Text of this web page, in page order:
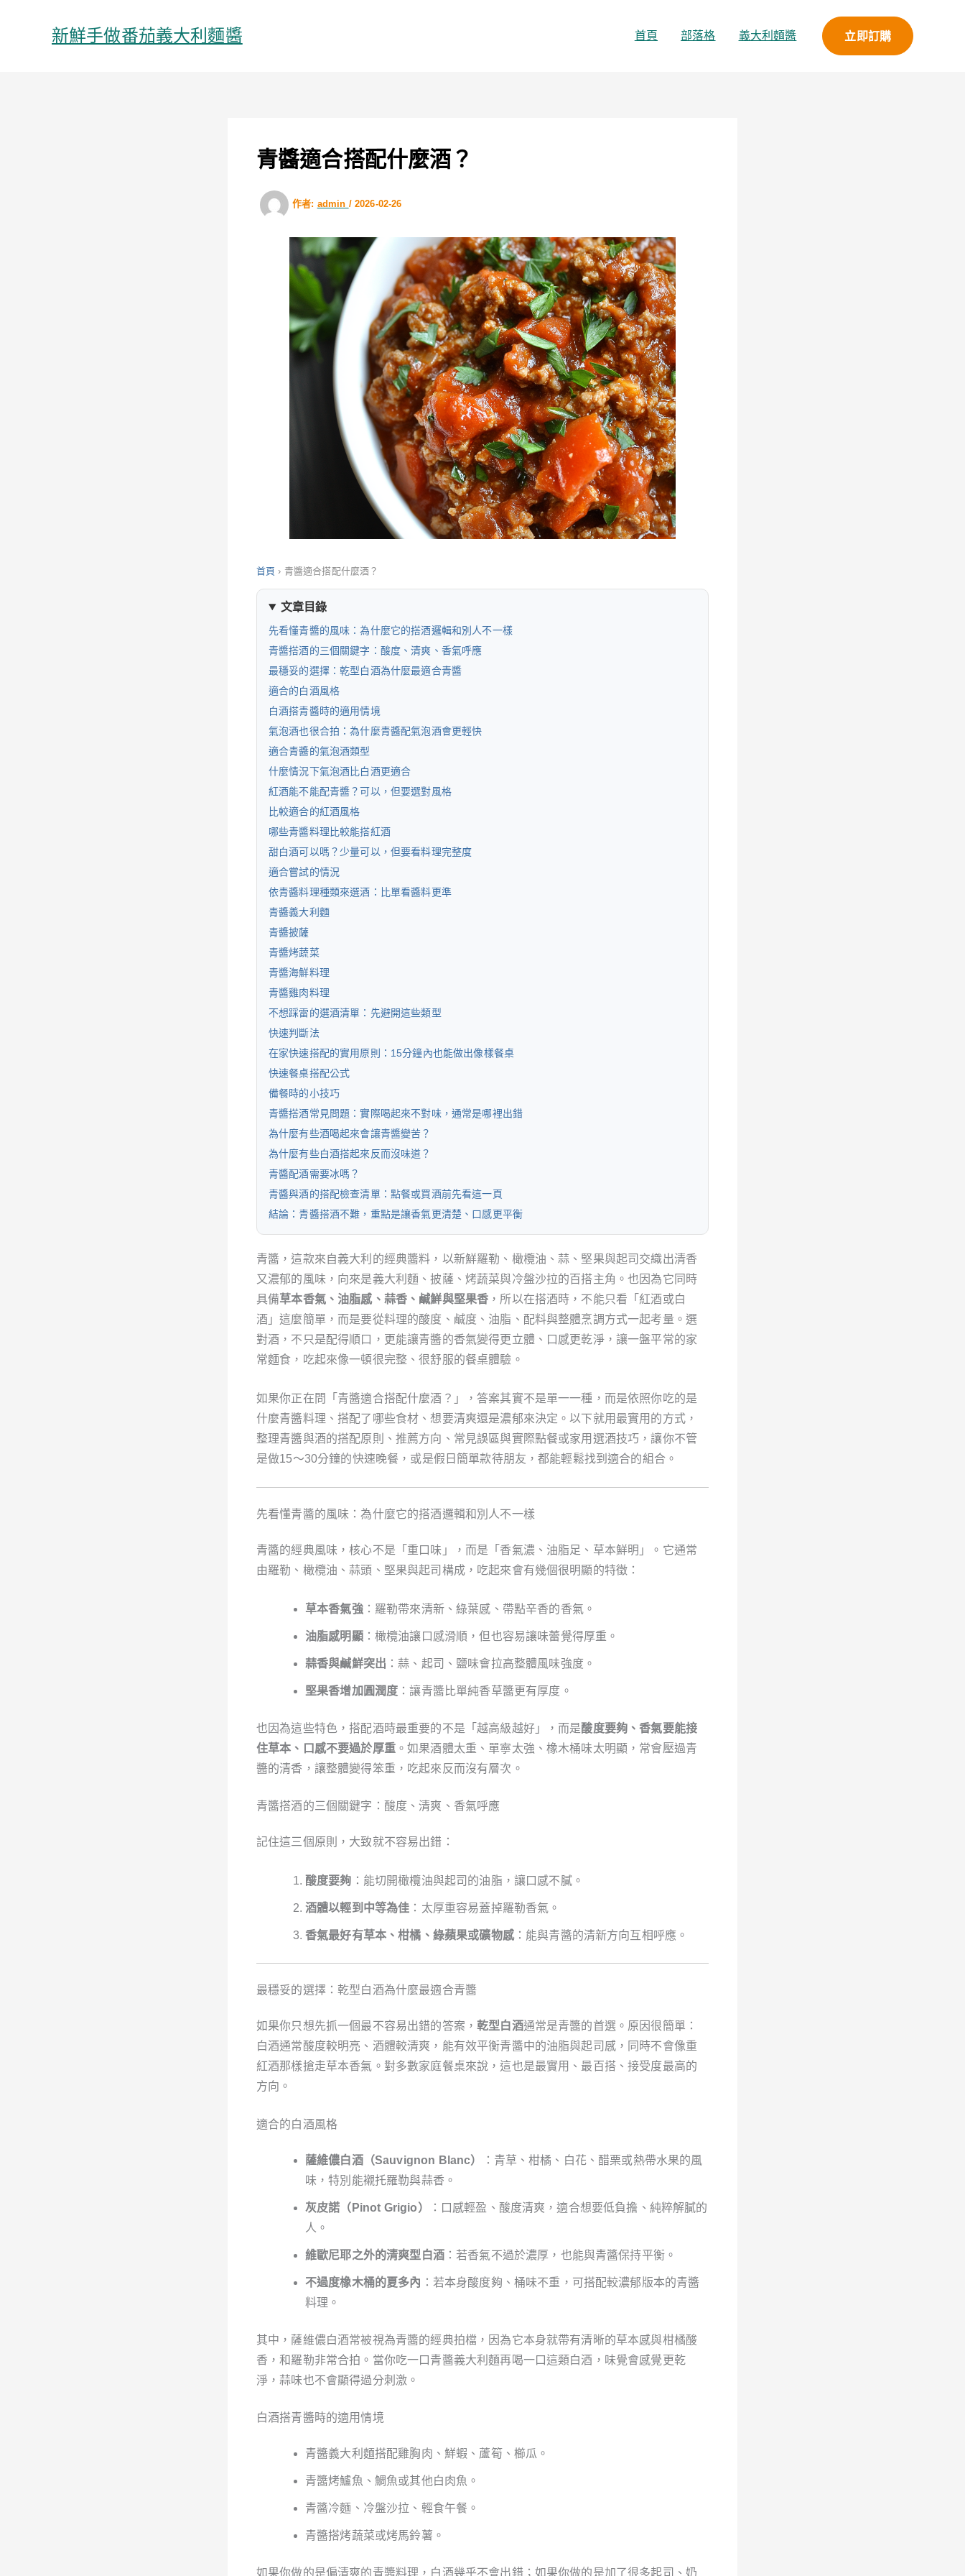
新鮮手做番茄義大利麵醬 首頁 部落格 義大利麵醬 立即訂購
青醬適合搭配什麼酒？
作者: admin / 2026-02-26
首頁 › 青醬適合搭配什麼酒？
文章目錄
先看懂青醬的風味：為什麼它的搭酒邏輯和別人不一樣
青醬搭酒的三個關鍵字：酸度、清爽、香氣呼應
最穩妥的選擇：乾型白酒為什麼最適合青醬
適合的白酒風格
白酒搭青醬時的適用情境
氣泡酒也很合拍：為什麼青醬配氣泡酒會更輕快
適合青醬的氣泡酒類型
什麼情況下氣泡酒比白酒更適合
紅酒能不能配青醬？可以，但要選對風格
比較適合的紅酒風格
哪些青醬料理比較能搭紅酒
甜白酒可以嗎？少量可以，但要看料理完整度
適合嘗試的情況
依青醬料理種類來選酒：比單看醬料更準
青醬義大利麵
青醬披薩
青醬烤蔬菜
青醬海鮮料理
青醬雞肉料理
不想踩雷的選酒清單：先避開這些類型
快速判斷法
在家快速搭配的實用原則：15分鐘內也能做出像樣餐桌
快速餐桌搭配公式
備餐時的小技巧
青醬搭酒常見問題：實際喝起來不對味，通常是哪裡出錯
為什麼有些酒喝起來會讓青醬變苦？
為什麼有些白酒搭起來反而沒味道？
青醬配酒需要冰嗎？
青醬與酒的搭配檢查清單：點餐或買酒前先看這一頁
結論：青醬搭酒不難，重點是讓香氣更清楚、口感更平衡
青醬，這款來自義大利的經典醬料，以新鮮羅勒、橄欖油、蒜、堅果與起司交織出清香
又濃郁的風味，向來是義大利麵、披薩、烤蔬菜與冷盤沙拉的百搭主角。也因為它同時
具備草本香氣、油脂感、蒜香、鹹鮮與堅果香 ，所以在搭酒時，不能只看「紅酒或白
酒」這麼簡單，而是要從料理的酸度、鹹度、油脂、配料與整體烹調方式一起考量。選
對酒，不只是配得順口，更能讓青醬的香氣變得更立體、口感更乾淨，讓一盤平常的家
常麵食，吃起來像一頓很完整、很舒服的餐桌體驗。
如果你正在問「青醬適合搭配什麼酒？」，答案其實不是單一一種，而是依照你吃的是
什麼青醬料理、搭配了哪些食材、想要清爽還是濃郁來決定。以下就用最實用的方式，
整理青醬與酒的搭配原則、推薦方向、常見誤區與實際點餐或家用選酒技巧，讓你不管
是做15～30分鐘的快速晚餐，或是假日簡單款待朋友，都能輕鬆找到適合的組合。
先看懂青醬的風味：為什麼它的搭酒邏輯和別人不一樣
青醬的經典風味，核心不是「重口味」，而是「香氣濃、油脂足、草本鮮明」。它通常
由羅勒、橄欖油、蒜頭、堅果與起司構成，吃起來會有幾個很明顯的特徵：
草本香氣強：羅勒帶來清新、綠葉感、帶點辛香的香氣。
油脂感明顯：橄欖油讓口感滑順，但也容易讓味蕾覺得厚重。
蒜香與鹹鮮突出 ：蒜、起司、鹽味會拉高整體風味強度。
堅果香增加圓潤度 ：讓青醬比單純香草醬更有厚度。
也因為這些特色，搭配酒時最重要的不是「越高級越好」，而是酸度要夠、香氣要能接
住草本、口感不要過於厚重。如果酒體太重、單寧太強、橡木桶味太明顯，常會壓過青
醬的清香，讓整體變得笨重，吃起來反而沒有層次。
青醬搭酒的三個關鍵字：酸度、清爽、香氣呼應
記住這三個原則，大致就不容易出錯：
酸度要夠 ：能切開橄欖油與起司的油脂，讓口感不膩。
酒體以輕到中等為佳 ：太厚重容易蓋掉羅勒香氣。
香氣最好有草本、柑橘、綠蘋果或礦物感：能與青醬的清新方向互相呼應。
最穩妥的選擇：乾型白酒為什麼最適合青醬
如果你只想先抓一個最不容易出錯的答案，乾型白酒通常是青醬的首選。原因很簡單：
白酒通常酸度較明亮、酒體較清爽，能有效平衡青醬中的油脂與起司感，同時不會像重
紅酒那樣搶走草本香氣。對多數家庭餐桌來說，這也是最實用、最百搭、接受度最高的
方向。
適合的白酒風格
薩維儂白酒（Sauvignon Blanc）
：青草、柑橘、白花、醋栗或熱帶水果的風
味，特別能襯托羅勒與蒜香。
灰皮諾（Pinot Grigio）
：口感輕盈、酸度清爽，適合想要低負擔、純粹解膩的
人。
維歐尼耶之外的清爽型白酒：若香氣不過於濃厚，也能與青醬保持平衡。
不過度橡木桶的夏多內 ：若本身酸度夠、桶味不重，可搭配較濃郁版本的青醬
料理。
其中，薩維儂白酒常被視為青醬的經典拍檔，因為它本身就帶有清晰的草本感與柑橘酸
香，和羅勒非常合拍。當你吃一口青醬義大利麵再喝一口這類白酒，味覺會感覺更乾
淨，蒜味也不會顯得過分刺激。
白酒搭青醬時的適用情境
青醬義大利麵搭配雞胸肉、鮮蝦、蘆筍、櫛瓜。
青醬烤鱸魚、鯛魚或其他白肉魚。
青醬冷麵、冷盤沙拉、輕食午餐。
青醬搭烤蔬菜或烤馬鈴薯。
如果你做的是偏清爽的青醬料理，白酒幾乎不會出錯；如果你做的是加了很多起司、奶